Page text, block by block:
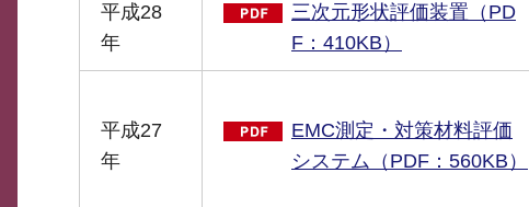
平成28
年
三次元形状評価装置（PD
F：410KB）
平成27
年
EMC測定・対策材料評価
システム（PDF：560KB）